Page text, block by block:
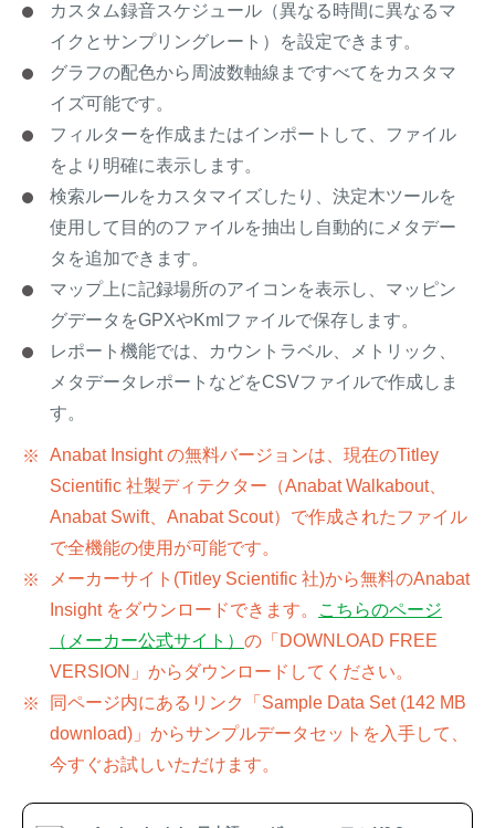
カスタム録音スケジュール（異なる時間に異なるマ
イクとサンプリングレート）を設定できます。
グラフの配色から周波数軸線まですべてをカスタマ
イズ可能です。
フィルターを作成またはインポートして、ファイル
をより明確に表示します。
検索ルールをカスタマイズしたり、決定木ツールを
使用して目的のファイルを抽出し自動的にメタデー
タを追加できます。
マップ上に記録場所のアイコンを表示し、マッピン
グデータをGPXやKmlファイルで保存します。
レポート機能では、カウントラベル、メトリック、
メタデータレポートなどをCSVファイルで作成しま
す。
Anabat Insight の無料バージョンは、現在のTitley
Scientific 社製ディテクター（Anabat Walkabout、
Anabat Swift、Anabat Scout）で作成されたファイル
で全機能の使用が可能です。
メーカーサイト(Titley Scientific 社)から無料のAnabat
Insight をダウンロードできます。
こちらのページ
（メーカー公式サイト） の「DOWNLOAD FREE
VERSION」からダウンロードしてください。
同ページ内にあるリンク「Sample Data Set (142 MB
download)」からサンプルデータセットを入手して、
今すぐお試しいただけます。